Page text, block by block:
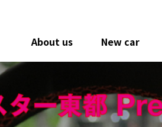
About us New car